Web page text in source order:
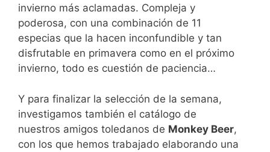
invierno más aclamadas. Compleja y
poderosa, con una combinación de 11
especias que la hacen inconfundible y tan
disfrutable en primavera como en el próximo
invierno, todo es cuestión de paciencia…
Y para finalizar la selección de la semana,
investigamos también el catálogo de
nuestros amigos toledanos de Monkey Beer,
con los que hemos trabajado elaborando una